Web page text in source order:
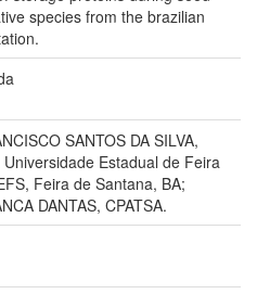
species from the brazilian
SANTOS DA SILVA,
Estadual de Feira
Feira de Santana, BA;
DANTAS, CPATSA.